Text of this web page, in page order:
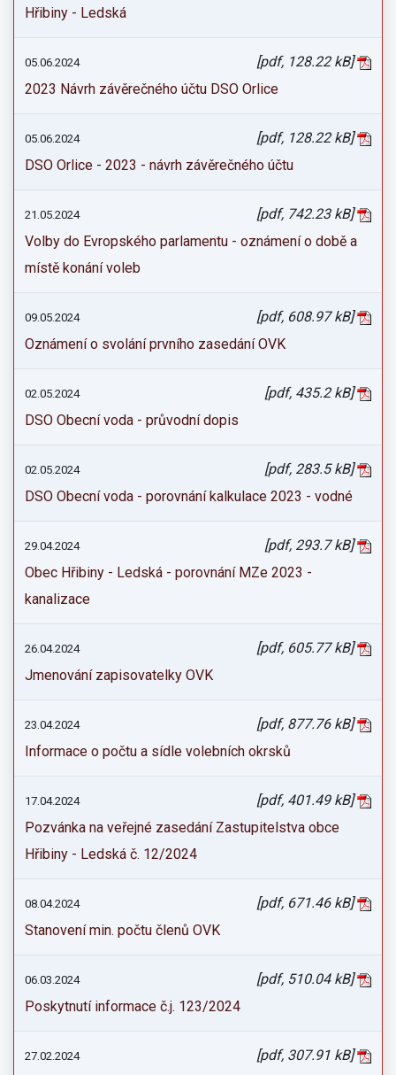
Hřibiny - Ledská
05.06.2024
[pdf, 128.22 kB]
2023 Návrh závěrečného účtu DSO Orlice
05.06.2024
[pdf, 128.22 kB]
DSO Orlice - 2023 - návrh závěrečného účtu
21.05.2024
[pdf, 742.23 kB]
Volby do Evropského parlamentu - oznámení o době a
místě konání voleb
09.05.2024
[pdf, 608.97 kB]
Oznámení o svolání prvního zasedání OVK
02.05.2024
[pdf, 435.2 kB]
DSO Obecní voda - průvodní dopis
02.05.2024
[pdf, 283.5 kB]
DSO Obecní voda - porovnání kalkulace 2023 - vodné
29.04.2024
[pdf, 293.7 kB]
Obec Hřibiny - Ledská - porovnání MZe 2023 -
kanalizace
26.04.2024
[pdf, 605.77 kB]
Jmenování zapisovatelky OVK
23.04.2024
[pdf, 877.76 kB]
Informace o počtu a sídle volebních okrsků
17.04.2024
[pdf, 401.49 kB]
Pozvánka na veřejné zasedání Zastupitelstva obce
Hřibiny - Ledská č. 12/2024
08.04.2024
[pdf, 671.46 kB]
Stanovení min. počtu členů OVK
06.03.2024
[pdf, 510.04 kB]
Poskytnutí informace č.j. 123/2024
27.02.2024
[pdf, 307.91 kB]